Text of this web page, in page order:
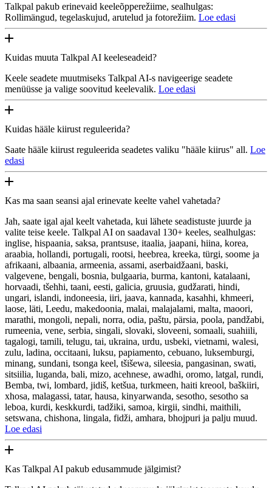
Talkpal pakub erinevaid keeleõpperežiime, sealhulgas:
Rollimängud, tegelaskujud, arutelud ja fotorežiim. Loe edasi
Kuidas muuta Talkpal AI keeleseadeid?
Keele seadete muutmiseks Talkpal AI-s navigeerige seadete
menüüsse ja valige soovitud keelevalik. Loe edasi
Kuidas hääle kiirust reguleerida?
Saate hääle kiirust reguleerida seadetes valiku "hääle kiirus" all. Loe
edasi
Kas ma saan seansi ajal erinevate keelte vahel vahetada?
Jah, saate igal ajal keelt vahetada, kui lähete seadistuste juurde ja
valite teise keele. Talkpal AI on saadaval 130+ keeles, sealhulgas:
inglise, hispaania, saksa, prantsuse, itaalia, jaapani, hiina, korea,
araabia, hollandi, portugali, rootsi, heebrea, kreeka, türgi, soome ja
afrikaani, albaania, armeenia, assami, aserbaidžaani, baski,
valgevene, bengali, bosnia, bulgaaria, burma, kantoni, katalaani,
horvaadi, tšehhi, taani, eesti, galicia, gruusia, gudžarati, hindi,
ungari, islandi, indoneesia, iiri, jaava, kannada, kasahhi, khmeeri,
laose, läti, Leedu, makedoonia, malai, malajalami, malta, maoori,
marathi, mongoli, nepali, norra, odia, paštu, pärsia, poola, pandžabi,
rumeenia, vene, serbia, singali, slovaki, sloveeni, somaali, suahiili,
tagalogi, tamili, telugu, tai, ukraina, urdu, usbeki, vietnami, walesi,
zulu, ladina, occitaani, luksu, papiamento, cebuano, luksemburgi,
minang, sundani, tsonga keel, tšišewa, sileesia, pangasinan, swati,
sitsiilia, luganda, bali, mizo, acehnese, awadhi, oromo, latgal, rundi,
Bemba, twi, lombard, jidiš, ketšua, turkmeen, haiti kreool, baškiiri,
xhosa, malagassi, tatar, hausa, kinyarwanda, sesotho, sesotho sa
leboa, kurdi, keskkurdi, tadžiki, samoa, kirgii, sindhi, maithili,
setswana, chishona, lingala, fidži, amhara, bhojpuri ja palju muud.
Loe edasi
Kas Talkpal AI pakub edusammude jälgimist?